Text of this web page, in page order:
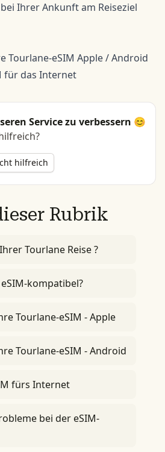
Ihrer Ankunft am Reiseziel
Tourlane-eSIM Apple/Android
für das Internet
Service zu verbessern 😊
hilfreich
Rubrik
Tourlane Reise ?
kompatibel?
Tourlane-eSIM - Apple
Tourlane-eSIM - Android
fürs Internet
bei der eSIM-